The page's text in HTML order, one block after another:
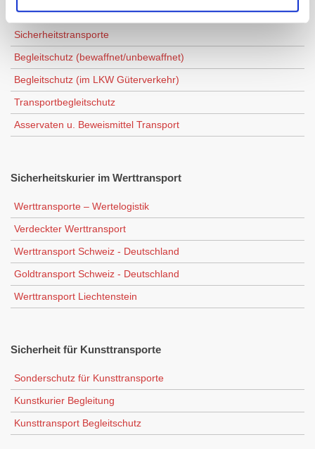
Sicherheitstransporte
Begleitschutz (bewaffnet/unbewaffnet)
Begleitschutz (im LKW Güterverkehr)
Transportbegleitschutz
Asservaten u. Beweismittel Transport
Sicherheitskurier im Werttransport
Werttransporte – Wertelogistik
Verdeckter Werttransport
Werttransport Schweiz - Deutschland
Goldtransport Schweiz - Deutschland
Werttransport Liechtenstein
Sicherheit für Kunsttransporte
Sonderschutz für Kunsttransporte
Kunstkurier Begleitung
Kunsttransport Begleitschutz